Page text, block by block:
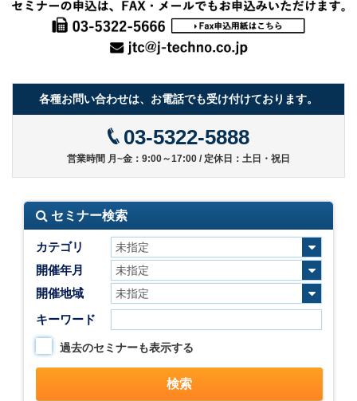
各種お問い合わせは、お電話でも受け付けております。
03-5322-5888
営業時間 月~金：9:00～17:00 / 定休日：土日・祝日
セミナー検索
カテゴリ
開催年月
開催地域
キーワード
過去のセミナーも表示する